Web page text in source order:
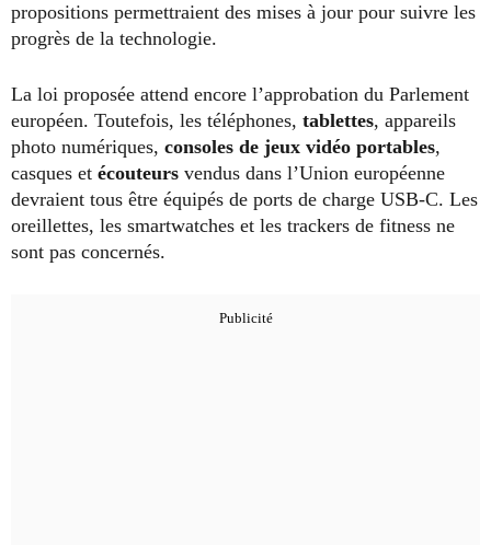
propositions permettraient des mises à jour pour suivre les
progrès de la technologie.
La loi proposée attend encore l’approbation du Parlement
européen. Toutefois, les téléphones, tablettes, appareils
photo numériques, consoles de jeux vidéo portables,
casques et écouteurs vendus dans l’Union européenne
devraient tous être équipés de ports de charge USB-C. Les
oreillettes, les smartwatches et les trackers de fitness ne
sont pas concernés.